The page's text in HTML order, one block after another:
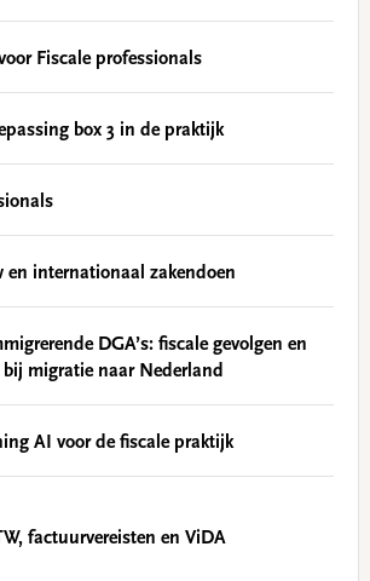
Fiscale professionals
box 3 in de praktijk
en internationaal zakendoen
DGA’s: fiscale gevolgen en
bij migratie naar Nederland
AI voor de fiscale praktijk
factuurvereisten en ViDA